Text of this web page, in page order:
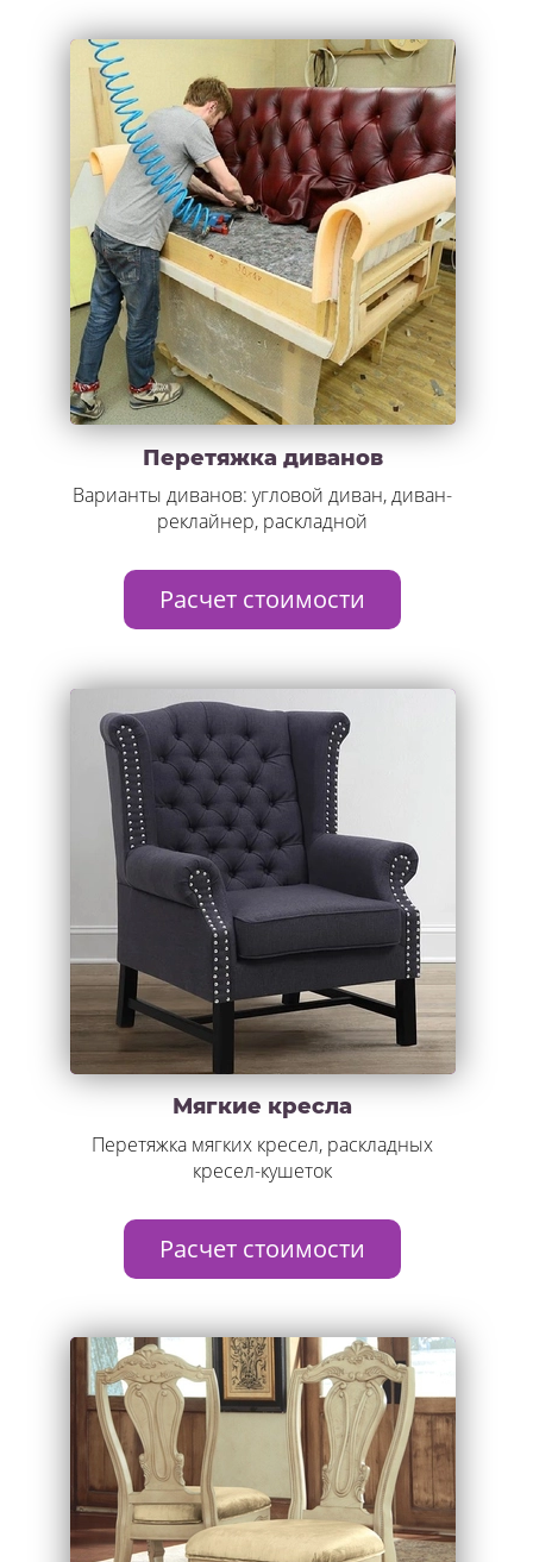
Перетяжка диванов
Варианты диванов: угловой диван, диван-
реклайнер, раскладной
Расчет стоимости
Мягкие кресла
Перетяжка мягких кресел, раскладных
кресел-кушеток
Расчет стоимости